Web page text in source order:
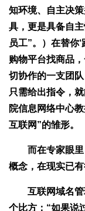
知环境、自主决
具，更是具备自
员工”。）在替你
购物平台找商品
切协作的一支团队
只需给出指令，
院信息网络中心
互联网”的雏形。
而在专家眼里
概念，在现实已有
互联网域名管
个比方：“如果说